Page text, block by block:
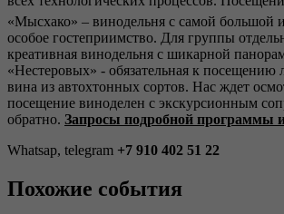
«Мысхако» – винодельня с самой большой
особое гостеприимство. Для группы
креативная винодельня с шикарной
«Нестеровых» - обязательная к
вина из автохтонных сортов. Нас ждет
посещение виноделен с экскурсионным
обратно. Запросы подробной программы
Whatsap, telegram +7 910 402 51 22
Похожие события